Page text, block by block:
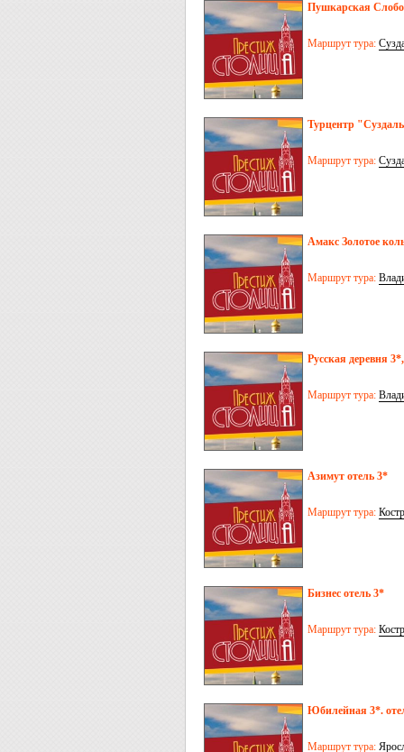
Пушкарская
Маршрут тура:
Турцентр
Маршрут тура:
Амакс Золотое
Маршрут тура:
Русская деревня
Маршрут тура:
Азимут отель 3*
Маршрут тура:
Бизнес отель 3*
Маршрут тура:
Юбилейная 3*.
Маршрут тура: